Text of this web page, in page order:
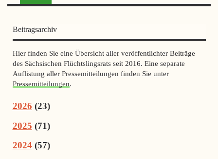
Beitragsarchiv
Hier finden Sie eine Übersicht aller veröffentlichter Beiträge
des Sächsischen Flüchtslingsrats seit 2016. Eine separate
Auflistung aller Pressemitteilungen finden Sie unter
Pressemitteilungen.
2026 (23)
2025 (71)
2024 (57)